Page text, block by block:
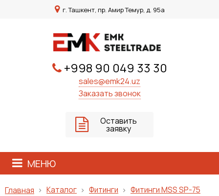
г. Ташкент, пр. Амир Темур, д. 95а
+998 90 049 33 30
sales@emk24.uz
Заказать звонок
Оставить
заявку
МЕНЮ
Главная Каталог Фитинги Фитинги MSS SP-75